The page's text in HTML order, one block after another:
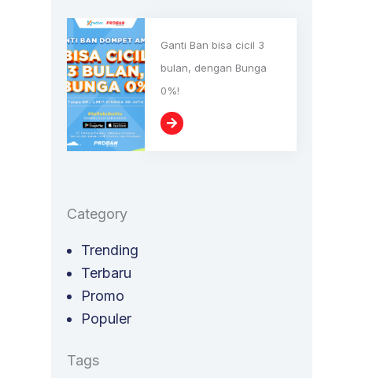
Ganti Ban bisa cicil 3
bulan, dengan Bunga
0%!
Category
Trending
Terbaru
Promo
Populer
Tags